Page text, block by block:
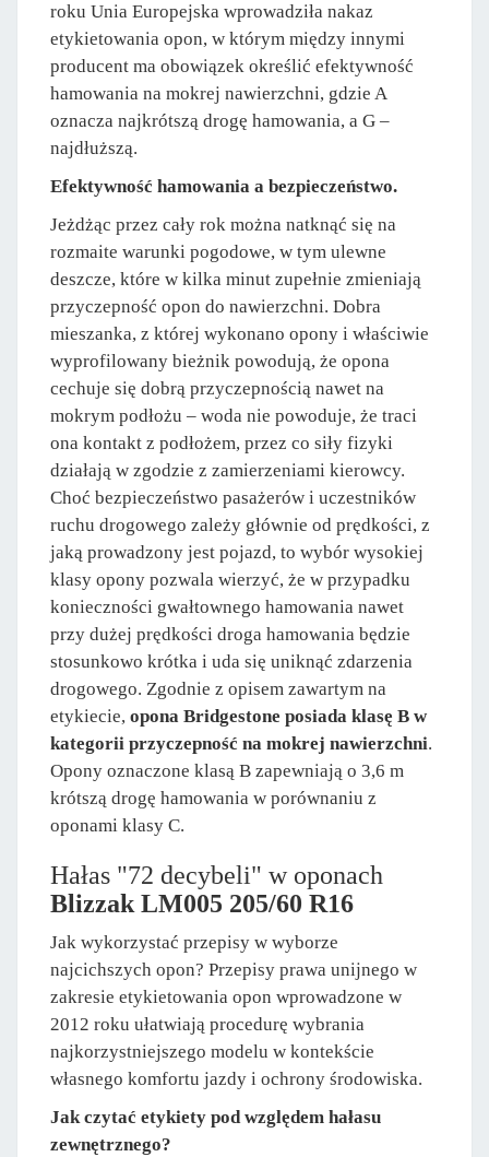
roku Unia Europejska wprowadziła nakaz
etykietowania opon, w którym między innymi
producent ma obowiązek określić efektywność
hamowania na mokrej nawierzchni, gdzie A
oznacza najkrótszą drogę hamowania, a G –
najdłuższą.
Efektywność hamowania a bezpieczeństwo.
Jeżdżąc przez cały rok można natknąć się na
rozmaite warunki pogodowe, w tym ulewne
deszcze, które w kilka minut zupełnie zmieniają
przyczepność opon do nawierzchni. Dobra
mieszanka, z której wykonano opony i właściwie
wyprofilowany bieżnik powodują, że opona
cechuje się dobrą przyczepnością nawet na
mokrym podłożu – woda nie powoduje, że traci
ona kontakt z podłożem, przez co siły fizyki
działają w zgodzie z zamierzeniami kierowcy.
Choć bezpieczeństwo pasażerów i uczestników
ruchu drogowego zależy głównie od prędkości, z
jaką prowadzony jest pojazd, to wybór wysokiej
klasy opony pozwala wierzyć, że w przypadku
konieczności gwałtownego hamowania nawet
przy dużej prędkości droga hamowania będzie
stosunkowo krótka i uda się uniknąć zdarzenia
drogowego. Zgodnie z opisem zawartym na
etykiecie, opona Bridgestone posiada klasę B w
kategorii przyczepność na mokrej nawierzchni.
Opony oznaczone klasą B zapewniają o 3,6 m
krótszą drogę hamowania w porównaniu z
oponami klasy C.
Hałas "72 decybeli" w oponach
Blizzak LM005 205/60 R16
Jak wykorzystać przepisy w wyborze
najcichszych opon? Przepisy prawa unijnego w
zakresie etykietowania opon wprowadzone w
2012 roku ułatwiają procedurę wybrania
najkorzystniejszego modelu w kontekście
własnego komfortu jazdy i ochrony środowiska.
Jak czytać etykiety pod względem hałasu
zewnętrznego?